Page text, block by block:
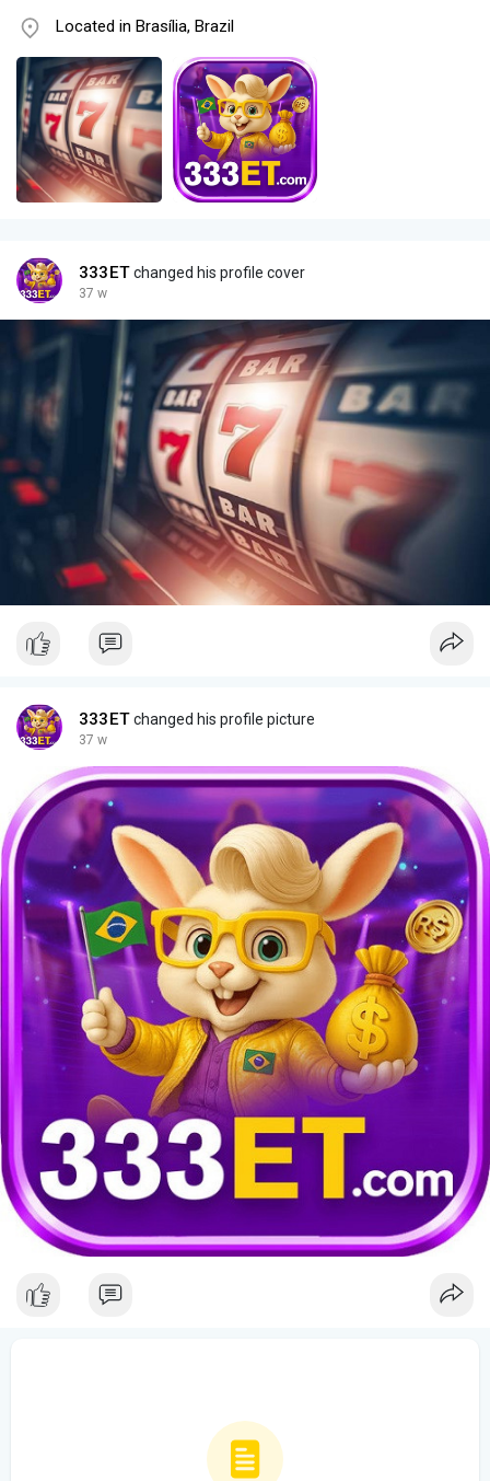
Located in Brasília, Brazil
333ETchanged his profile cover
37 w
333ETchanged his profile picture
37 w